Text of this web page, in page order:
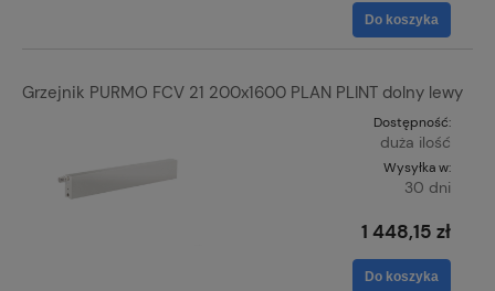
Do koszyka
Grzejnik PURMO FCV 21 200x1600 PLAN PLINT dolny lewy
Dostępność:
duża ilość
Wysyłka w:
30 dni
1 448,15 zł
Do koszyka